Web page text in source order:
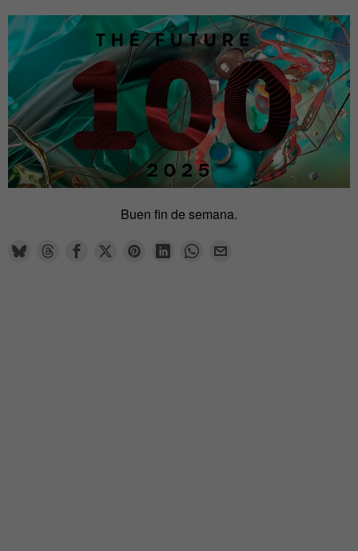
Buen fin de semana.